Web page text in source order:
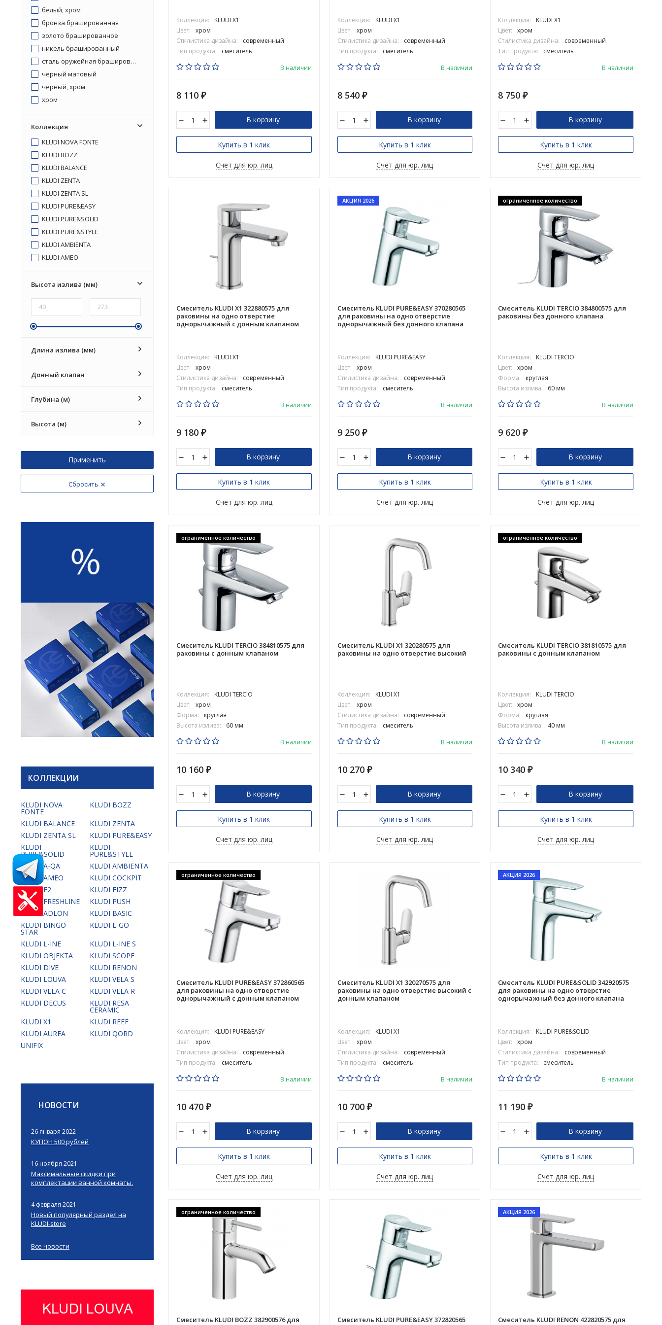
белый, хром
бронза брашированная
золото брашированное
никель брашированный
сталь оружейная брашированная
черный матовый
черный, хром
хром
Коллекция
KLUDI NOVA FONTE
KLUDI BOZZ
KLUDI BALANCE
KLUDI ZENTA
KLUDI ZENTA SL
KLUDI PURE&EASY
KLUDI PURE&SOLID
KLUDI PURE&STYLE
KLUDI AMBIENTA
KLUDI AMEO
KLUDI BINGO STAR
KLUDI TERCIO
KLUDI DECUS
Высота излива (мм)
Длина излива (мм)
Донный клапан
Глубина (м)
Высота (м)
Применить
Сбросить
КОЛЛЕКЦИИ
KLUDI NOVA
FONTE
KLUDI BOZZ
KLUDI BALANCE
KLUDI ZENTA
KLUDI ZENTA SL
KLUDI PURE&EASY
KLUDI
PURE&SOLID
KLUDI
PURE&STYLE
KLUDI A-QA
KLUDI AMBIENTA
KLUDI AMEO
KLUDI COCKPIT
KLUDI E2
KLUDI FIZZ
KLUDI FRESHLINE
KLUDI PUSH
KLUDI ADLON
KLUDI BASIC
KLUDI BINGO
STAR
KLUDI E-GO
KLUDI L-INE
KLUDI L-INE S
KLUDI OBJEKTA
KLUDI SCOPE
KLUDI DIVE
KLUDI RENON
KLUDI LOUVA
KLUDI VELA S
KLUDI VELA C
KLUDI VELA R
KLUDI DECUS
KLUDI RESA
CERAMIC
KLUDI X1
KLUDI REEF
KLUDI AUREA
KLUDI QORD
UNIFIX
НОВОСТИ
26 января 2022
КУПОН 500 рублей
16 ноября 2021
Максимальные скидки при
комплектации ванной комнаты.
4 февраля 2021
Новый популярный раздел на
KLUDI-store
Все новости
Коллекция:
KLUDI X1
Цвет:
хром
Стилистика дизайна:
современный
Тип продукта:
смеситель
В наличии
8 110 ₽
В корзину
Купить в 1 клик
Счет для юр. лиц
Коллекция:
KLUDI X1
Цвет:
хром
Стилистика дизайна:
современный
Тип продукта:
смеситель
В наличии
8 540 ₽
В корзину
Купить в 1 клик
Счет для юр. лиц
Коллекция:
KLUDI X1
Цвет:
хром
Стилистика дизайна:
современный
Тип продукта:
смеситель
В наличии
8 750₽
В корзину
Купить в 1 клик
Счет для юр. лиц
Смеситель KLUDI X1 322880575 для
раковины на одно отверстие
однорычажный с донным клапаном
Коллекция:
KLUDI X1
Цвет:
хром
Стилистика дизайна:
современный
Тип продукта:
смеситель
В наличии
9 180 ₽
В корзину
Купить в 1 клик
Счет для юр. лиц
АКЦИЯ 2026
Смеситель KLUDI PURE&EASY 370280565
для раковины на одно отверстие
однорычажный без донного клапана
Коллекция:
KLUDI PURE&EASY
Цвет:
хром
Стилистика дизайна:
современный
Тип продукта:
смеситель
В наличии
9 250 ₽
В корзину
Купить в 1 клик
Счет для юр. лиц
ограниченное количество
Смеситель KLUDI TERCIO 384800575 для
раковины без донного клапана
Коллекция:
KLUDI TERCIO
Цвет:
хром
Форма:
круглая
Высота излива:
60 мм
В наличии
9 620₽
В корзину
Купить в 1 клик
Счет для юр. лиц
ограниченное количество
Смеситель KLUDI TERCIO 384810575 для
раковины с донным клапаном
Коллекция:
KLUDI TERCIO
Цвет:
хром
Форма:
круглая
Высота излива:
60 мм
В наличии
10 160 ₽
В корзину
Купить в 1 клик
Счет для юр. лиц
Смеситель KLUDI X1 320280575 для
раковины на одно отверстие высокий
Коллекция:
KLUDI X1
Цвет:
хром
Стилистика дизайна:
современный
Тип продукта:
смеситель
В наличии
10 270 ₽
В корзину
Купить в 1 клик
Счет для юр. лиц
ограниченное количество
Смеситель KLUDI TERCIO 381810575 для
раковины с донным клапаном
Коллекция:
KLUDI TERCIO
Цвет:
хром
Форма:
круглая
Высота излива:
40 мм
В наличии
10 340₽
В корзину
Купить в 1 клик
Счет для юр. лиц
ограниченное количество
Смеситель KLUDI PURE&EASY 372860565
для раковины на одно отверстие
однорычажный с донным клапаном
Коллекция:
KLUDI PURE&EASY
Цвет:
хром
Стилистика дизайна:
современный
Тип продукта:
смеситель
В наличии
10 470 ₽
В корзину
Купить в 1 клик
Счет для юр. лиц
Смеситель KLUDI X1 320270575 для
раковины на одно отверстие высокий с
донным клапаном
Коллекция:
KLUDI X1
Цвет:
хром
Стилистика дизайна:
современный
Тип продукта:
смеситель
В наличии
10 700 ₽
В корзину
Купить в 1 клик
Счет для юр. лиц
АКЦИЯ 2026
Смеситель KLUDI PURE&SOLID 342920575
для раковины на одно отверстие
однорычажный без донного клапана
Коллекция:
KLUDI PURE&SOLID
Цвет:
хром
Стилистика дизайна:
современный
Тип продукта:
смеситель
В наличии
11 190₽
В корзину
Купить в 1 клик
Счет для юр. лиц
ограниченное количество
Смеситель KLUDI BOZZ 382900576 для
Смеситель KLUDI PURE&EASY 372820565
АКЦИЯ 2026
Смеситель KLUDI RENON 422820575 для